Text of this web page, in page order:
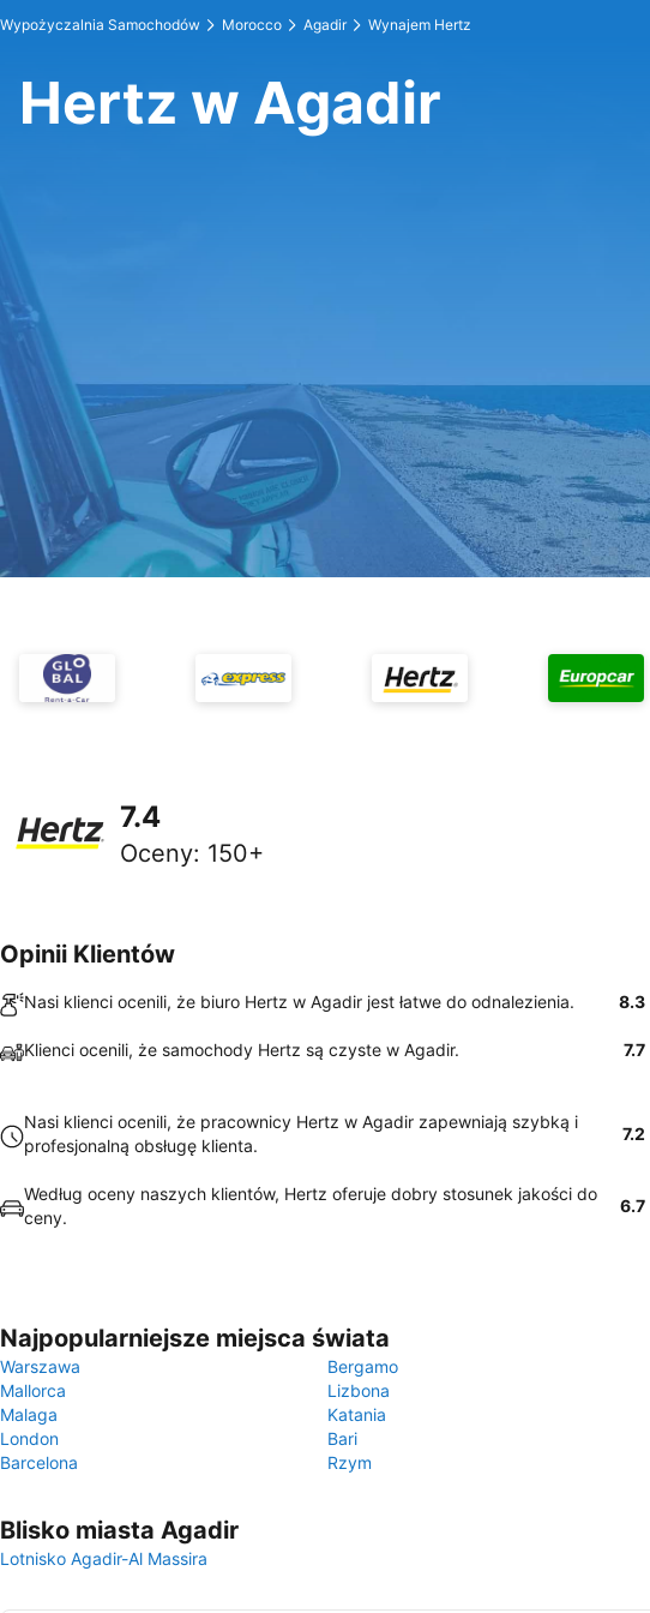
Wypożyczalnia Samochodów Morocco Agadir Wynajem Hertz
Hertz w Agadir
7.4
Oceny: 150+
Opinii Klientów
Nasi klienci ocenili, że biuro Hertz w Agadir jest łatwe do odnalezienia. 8.3
Klienci ocenili, że samochody Hertz są czyste w Agadir. 7.7
Nasi klienci ocenili, że pracownicy Hertz w Agadir zapewniają szybką i
profesjonalną obsługę klienta.
7.2
Według oceny naszych klientów, Hertz oferuje dobry stosunek jakości do
ceny.
6.7
Najpopularniejsze miejsca świata
Warszawa
Bergamo
Mallorca
Lizbona
Malaga
Katania
London
Bari
Barcelona
Rzym
Blisko miasta Agadir
Lotnisko Agadir-Al Massira